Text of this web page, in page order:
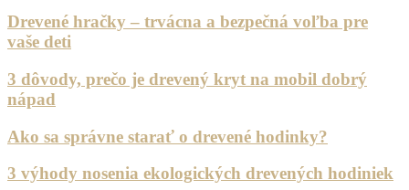
Drevené hračky – trvácna a bezpečná voľba pre
vaše deti
3 dôvody, prečo je drevený kryt na mobil dobrý
nápad
Ako sa správne starať o drevené hodinky?
3 výhody nosenia ekologických drevených hodiniek